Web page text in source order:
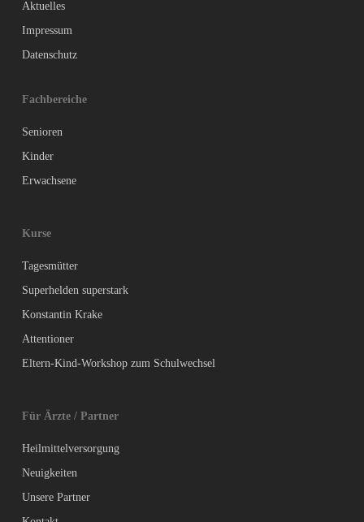
Aktuelles
Impressum
Datenschutz
Fachbereiche
Senioren
Kinder
Erwachsene
Kurse
Tagesmütter
Superhelden superstark
Konstantin Krake
Attentioner
Eltern-Kind-Workshop zum Schulwechsel
Für Ärzte / Partner
Heilmittelversorgung
Neuigkeiten
Unsere Partner